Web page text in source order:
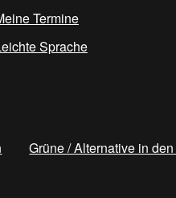
Termine
Sprache
Grüne / Alternative in